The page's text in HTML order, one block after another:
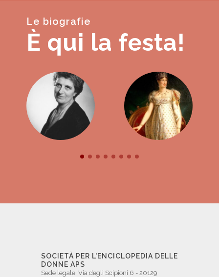
Le biografie
È qui la festa!
SOCIETÀ PER L'ENCICLOPEDIA DELLE
DONNE APS
Sede legale: Via degli Scipioni 6 - 20129